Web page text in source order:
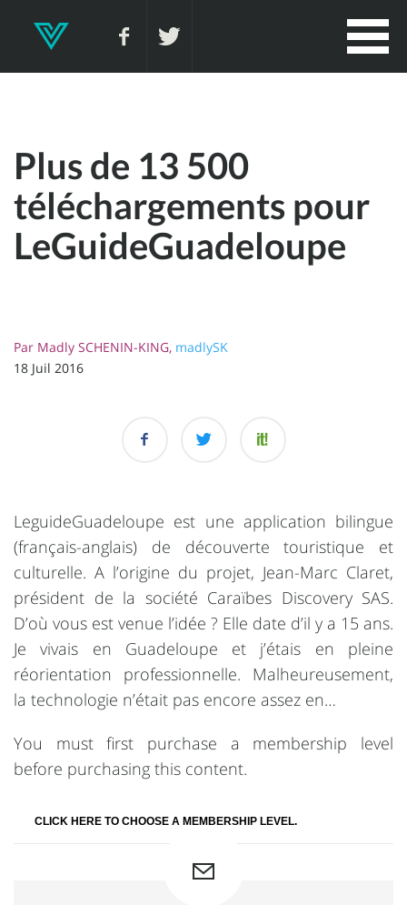
Plus de 13 500
téléchargements pour
LeGuideGuadeloupe
Par Madly SCHENIN-KING, madlySK
18 Juil 2016
LeguideGuadeloupe est une application bilingue
(français-anglais) de découverte touristique et
culturelle. A l’origine du projet, Jean-Marc Claret,
président de la société Caraïbes Discovery SAS.
D’où vous est venue l’idée ? Elle date d’il y a 15 ans.
Je vivais en Guadeloupe et j’étais en pleine
réorientation professionnelle. Malheureusement,
la technologie n’était pas encore assez en…
You must first purchase a membership level
before purchasing this content.
CLICK HERE TO CHOOSE A MEMBERSHIP LEVEL.